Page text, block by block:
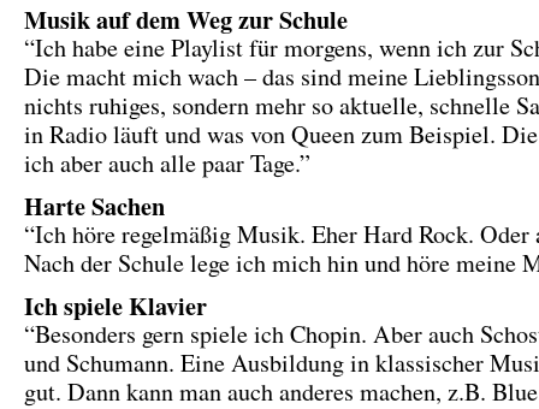
Musik auf dem Weg zur Schule
“Ich habe eine Playlist für morgens, wenn ich zur
Die macht mich wach – das sind meine
nichts ruhiges, sondern mehr so aktuelle, schnelle
in Radio läuft und was von Queen zum Beispiel.
ich aber auch alle paar Tage.”
Harte Sachen
“Ich höre regelmäßig Musik. Eher Hard Rock. Oder
Nach der Schule lege ich mich hin und höre meine
Ich spiele Klavier
“Besonders gern spiele ich Chopin. Aber auch
und Schumann. Eine Ausbildung in klassischer
gut. Dann kann man auch anderes machen, z.B.